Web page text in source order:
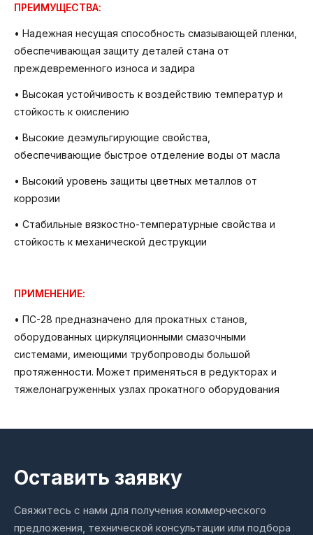
ПРЕИМУЩЕСТВА:
• Надежная несущая способность смазывающей пленки,
обеспечивающая защиту деталей стана от
преждевременного износа и задира
• Высокая устойчивость к воздействию температур и
стойкость к окислению
• Высокие деэмульгирующие свойства,
обеспечивающие быстрое отделение воды от масла
• Высокий уровень защиты цветных металлов от
коррозии
• Стабильные вязкостно-температурные свойства и
стойкость к механической деструкции
ПРИМЕНЕНИЕ:
• ПС-28 предназначено для прокатных станов,
оборудованных циркуляционными смазочными
системами, имеющими трубопроводы большой
протяженности. Может применяться в редукторах и
тяжелонагруженных узлах прокатного оборудования
Оставить заявку
Свяжитесь с нами для получения коммерческого
предложения, технической консультации или подбора